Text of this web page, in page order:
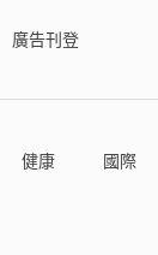
廣告刊登
健康 國際